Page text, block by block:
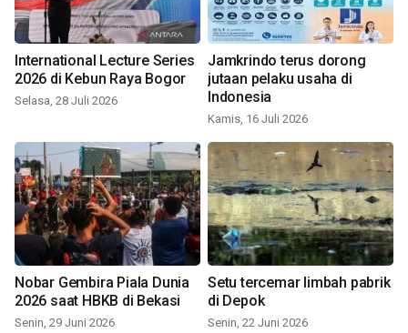
International Lecture Series
2026 di Kebun Raya Bogor
Selasa, 28 Juli 2026
Jamkrindo terus dorong
jutaan pelaku usaha di
Indonesia
Kamis, 16 Juli 2026
Nobar Gembira Piala Dunia
2026 saat HBKB di Bekasi
Senin, 29 Juni 2026
Setu tercemar limbah pabrik
di Depok
Senin, 22 Juni 2026